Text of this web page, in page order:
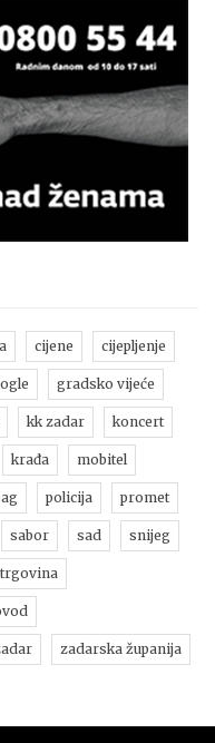
cijene cijepljenje
gradsko vijeće
kk zadar koncert
krađa mobitel
policija promet
sabor sad snijeg
trgovina
zadarska županija